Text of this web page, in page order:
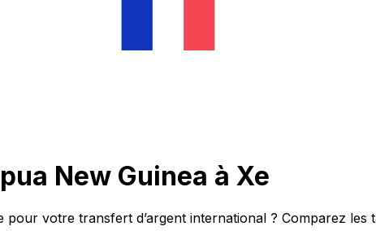
New Guinea à Xe
votre transfert d’argent international ? Comparez